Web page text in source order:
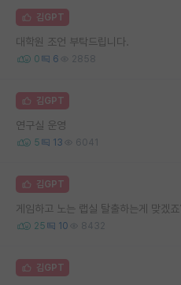
김GPT
대학원 조언 부탁드립니다.
0 6 2858
김GPT
연구실 운영
5 13 6041
김GPT
게임하고 노는 랩실 탈출하는게 맞겠
25 10 8432
김GPT